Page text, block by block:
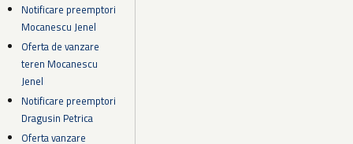
Notificare preemptori
Mocanescu Jenel
Oferta de vanzare
teren Mocanescu
Jenel
Notificare preemptori
Dragusin Petrica
Oferta vanzare